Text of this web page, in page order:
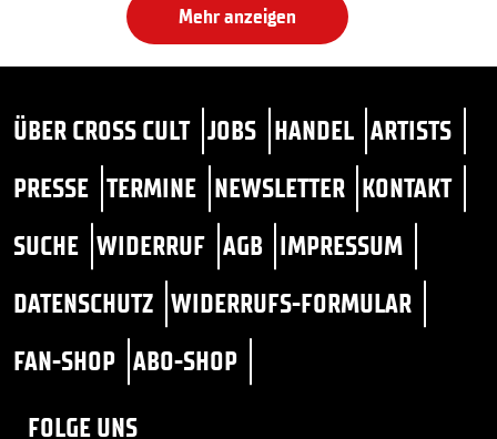
Mehr anzeigen
ÜBER CROSS CULT JOBS HANDEL ARTISTS
PRESSE TERMINE NEWSLETTER KONTAKT
SUCHE WIDERRUF AGB IMPRESSUM
DATENSCHUTZ WIDERRUFS-FORMULAR
FAN-SHOP ABO-SHOP
FOLGE UNS